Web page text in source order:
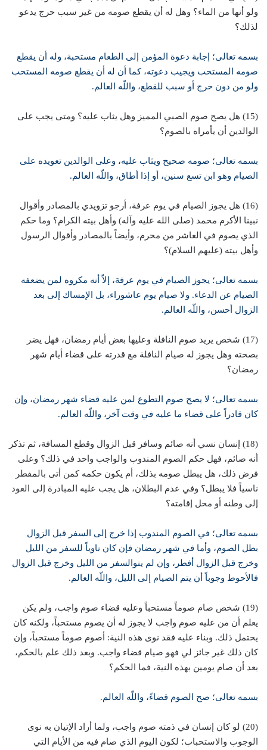
ولو أنها من الماء؟ وهل له أن يقطع صومه من غير سبب حرج يدعو
لذلك؟
بسمه تعالى؛ إجابة دعوة المؤمن إلى الطعام مستحبة، وله أن يقطع
صومه المستحب ويجيب دعوته، كما أن له أن يقطع صومه المستحب
ولو من دون حرج أو سبب للقطع، واللّه العالم.
(15) هل يصح صوم الصبي المميز وهل يثاب عليه؟ ومتى يجب على
الوالدين أن يأمراه بالصوم؟
بسمه تعالى؛ صومه صحيح ويثاب عليه، وعلى الوالدين تعويده على
الصيام وهو ابن تسع سنين، أو إذا أطاق، واللّه العالم.
(16) هل يجوز الصيام في يوم عرفة، أرجو تزويدي بالمصادر وأقوال
نبينا الأكرم محمد (صلى الله عليه وآله) وأهل بيته الكرام؟ وما حكم
الذي يصوم في العاشر من محرم، وأيضاً بالمصادر وأقوال الرسول
وأهل بيته (عليهم السلام)؟
بسمه تعالى؛ يجوز الصيام في يوم عرفة، إلاّ أنه مكروه لمن يضعفه
الصيام عن الدعاء. ولا صيام يوم عاشوراء، بل الإمساك إلى بعد
الزوال أحسن، واللّه العالم.
(17) شخص يريد صوم النافلة وعليها بعض أيام رمضان، فهل يضر
بصحته وهل يجوز له صيام النافلة مع قدرته على قضاء أيام شهر
رمضان؟
بسمه تعالى؛ لا يصح صوم التطوع لمن عليه قضاء شهر رمضان، وإن
كان قادراً على قضاء ما عليه في وقت آخر، واللّه العالم.
(18) إنسان نسي أنه صائم وسافر قبل الزوال وقطع المسافة، ثم تذكر
أنه صائم، فهل حكم الصوم المندوب والواجب واحد في ذلك؟ وعلى
فرض ذلك، هل يبطل صومه بذلك، أم يكون حكمه كمن أتى بالمفطر
ناسياً فلا يبطل؟ وفي عدم البطلان، هل يجب عليه المبادرة إلى العود
إلى وطنه أو محل إقامته؟
بسمه تعالى؛ في الصوم المندوب إذا خرج إلى السفر قبل الزوال
بطل الصوم، وأما في شهر رمضان فإن كان ناوياً للسفر من الليل
وخرج قبل الزوال أفطر، وإن لم ينوالسفر من الليل وخرج قبل الزوال
فالأحوط وجوباً أن يتم الصيام إلى الليل، واللّه العالم.
(19) شخص صام صوماً مستحباً وعليه قضاء صوم واجب، ولم يكن
يعلم أن من عليه صوم واجب لا يجوز له أن يصوم مستحباً، ولكنه كان
يحتمل ذلك. وبناء عليه فقد نوى هذه النية: أصوم صوماً مستحباً، وإن
كان ذلك غير جائز لي فهو صيام قضاء واجب. وبعد ذلك علم بالحكم،
بعد أن صام يومين بهذه النية، فما الحكم؟
بسمه تعالى؛ صح الصوم قضاءً، واللّه العالم.
(20) لو كان إنسان في ذمته صوم واجب، ولما أراد الإتيان به نوى
الوجوب والاستحباب؛ لكون اليوم الذي صام فيه من الأيام التي